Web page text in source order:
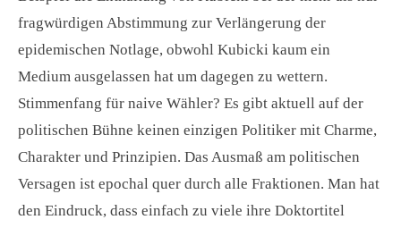
fragwürdigen Abstimmung zur Verlängerung der
epidemischen Notlage, obwohl Kubicki kaum ein
Medium ausgelassen hat um dagegen zu wettern.
Stimmenfang für naive Wähler? Es gibt aktuell auf der
politischen Bühne keinen einzigen Politiker mit Charme,
Charakter und Prinzipien. Das Ausmaß am politischen
Versagen ist epochal quer durch alle Fraktionen. Man hat
den Eindruck, dass einfach zu viele ihre Doktortitel